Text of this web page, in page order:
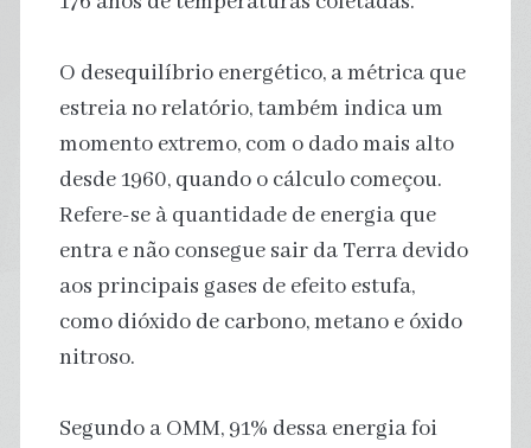
O desequilíbrio energético, a métrica que
estreia no relatório, também indica um
momento extremo, com o dado mais alto
desde 1960, quando o cálculo começou.
Refere-se à quantidade de energia que
entra e não consegue sair da Terra devido
aos principais gases de efeito estufa,
como dióxido de carbono, metano e óxido
nitroso.
Segundo a OMM, 91% dessa energia foi